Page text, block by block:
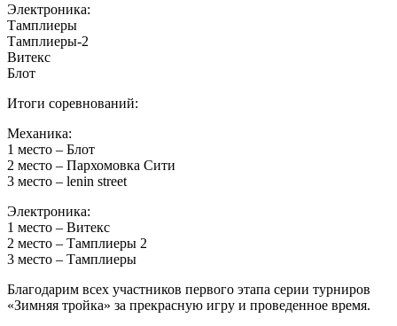
Электроника:
Тамплиеры
Тамплиеры-2
Витекс
Блот
Итоги соревнований:
Механика:
1 место – Блот
2 место – Пархомовка Сити
3 место – lenin street
Электроника:
1 место – Витекс
2 место – Тамплиеры 2
3 место – Тамплиеры
Благодарим всех участников первого этапа серии турниров
«Зимняя тройка» за прекрасную игру и проведенное время.